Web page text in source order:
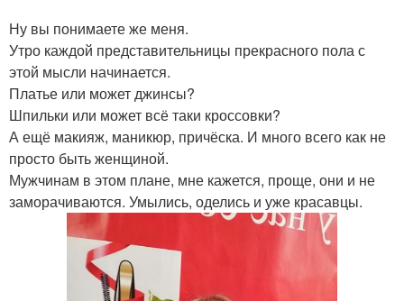
Ну вы понимаете же меня.
Утро каждой представительницы прекрасного пола с
этой мысли начинается.
Платье или может джинсы?
Шпильки или может всё таки кроссовки?
А ещё макияж, маникюр, причёска. И много всего как не
просто быть женщиной.
Мужчинам в этом плане, мне кажется, проще, они и не
заморачиваются. Умылись, оделись и уже красавцы.